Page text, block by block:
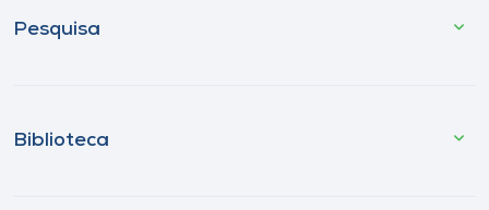
Pesquisa
Biblioteca